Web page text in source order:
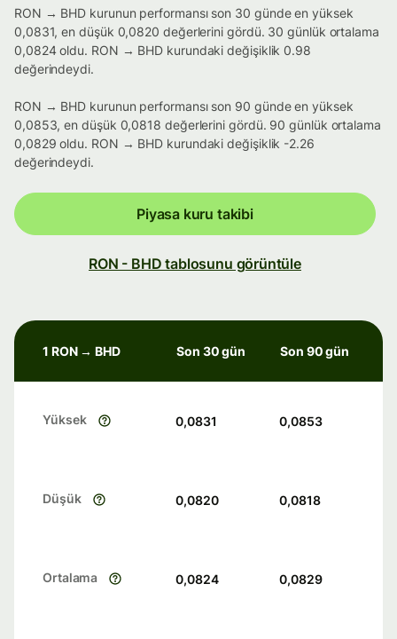
RON → BHD kurunun performansı son 30 günde en yüksek
0,0831, en düşük 0,0820 değerlerini gördü. 30 günlük ortalama
0,0824 oldu. RON → BHD kurundaki değişiklik 0.98
değerindeydi.
RON → BHD kurunun performansı son 90 günde en yüksek
0,0853, en düşük 0,0818 değerlerini gördü. 90 günlük ortalama
0,0829 oldu. RON → BHD kurundaki değişiklik -2.26
değerindeydi.
Piyasa kuru takibi
RON - BHD tablosunu görüntüle
1 RON → BHD Son 30 gün Son 90 gün
Yüksek 0,0831 0,0853
Düşük 0,0820 0,0818
Ortalama 0,0824 0,0829